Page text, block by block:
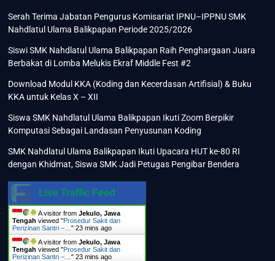
Serah Terima Jabatan Pengurus Komisariat IPNU–IPPNU SMK
Nahdlatul Ulama Balikpapan Periode 2025/2026
Siswi SMK Nahdlatul Ulama Balikpapan Raih Penghargaan Juara
Berbakat di Lomba Melukis Ekraf Middle Fest #2
Download Modul KKA (Koding dan Kecerdasan Artifisial) & Buku
KKA untuk Kelas X – XII
Siswa SMK Nahdlatul Ulama Balikpapan Ikuti Zoom Berpikir
Komputasi Sebagai Landasan Penyusunan Koding
SMK Nahdlatul Ulama Balikpapan Ikuti Upacara HUT ke-80 RI
dengan Khidmat, Siswa SMK Jadi Petugas Pengibar Bendera
Live Traffic Feed
A visitor fromJekulo, Jawa
Tengah viewed "Prosedur Sakit dan
Perizinan Santri –…"23 mins ago
A visitor fromJekulo, Jawa
Tengah viewed "Prosedur Sakit dan
Perizinan Santri –…"23 mins ago